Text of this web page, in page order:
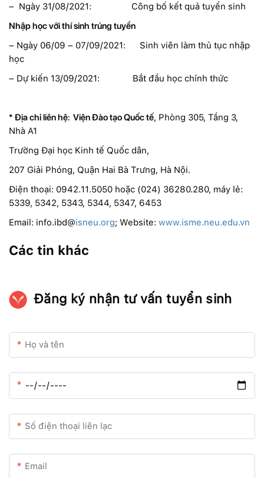
– Ngày 31/08/2021: Công bố kết quả tuyển sinh
Nhập học với thí sinh trúng tuyển
– Ngày 06/09 – 07/09/2021: Sinh viên làm thủ tục nhập
học
– Dự kiến 13/09/2021: Bắt đầu học chính thức
* Địa chỉ liên hệ: Viện Đào tạo Quốc tế, Phòng 305, Tầng 3,
Nhà A1
Trường Đại học Kinh tế Quốc dân,
207 Giải Phóng, Quận Hai Bà Trưng, Hà Nội.
Điện thoại: 0942.11.5050 hoặc (024) 36280.280, máy lẻ:
5339, 5342, 5343, 5344, 5347, 6453
Email: info.ibd@isneu.org; Website: www.isme.neu.edu.vn
Các tin khác
Đăng ký nhận tư vấn tuyển sinh